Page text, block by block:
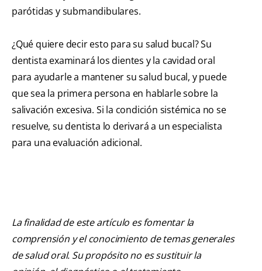
parótidas y submandibulares.
¿Qué quiere decir esto para su salud bucal? Su
dentista examinará los dientes y la cavidad oral
para ayudarle a mantener su salud bucal, y puede
que sea la primera persona en hablarle sobre la
salivación excesiva. Si la condición sistémica no se
resuelve, su dentista lo derivará a un especialista
para una evaluación adicional.
La finalidad de este artículo es fomentar la
comprensión y el conocimiento de temas generales
de salud oral. Su propósito no es sustituir la